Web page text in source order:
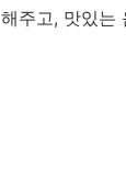
해주고, 맛있는